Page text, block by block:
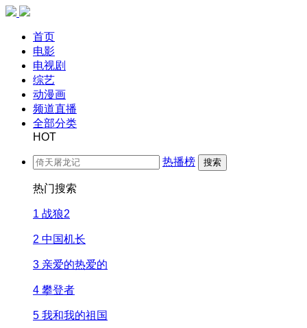
首页
电影
电视剧
综艺
动漫画
频道直播
全部分类
HOT
热播榜 搜索
热门搜索
1 战狼2
2 中国机长
3 亲爱的热爱的
4 攀登者
5 我和我的祖国